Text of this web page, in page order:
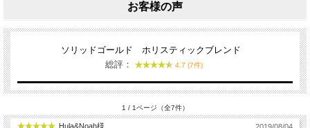
お客様の声
ソリッドゴールド ホリスティックブレンド
総評：
4.7 (7件)
1 / 1ページ（全7件）
Hula&Noah様